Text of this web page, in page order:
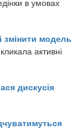
в умовах
змінити модель
активні
дискусія